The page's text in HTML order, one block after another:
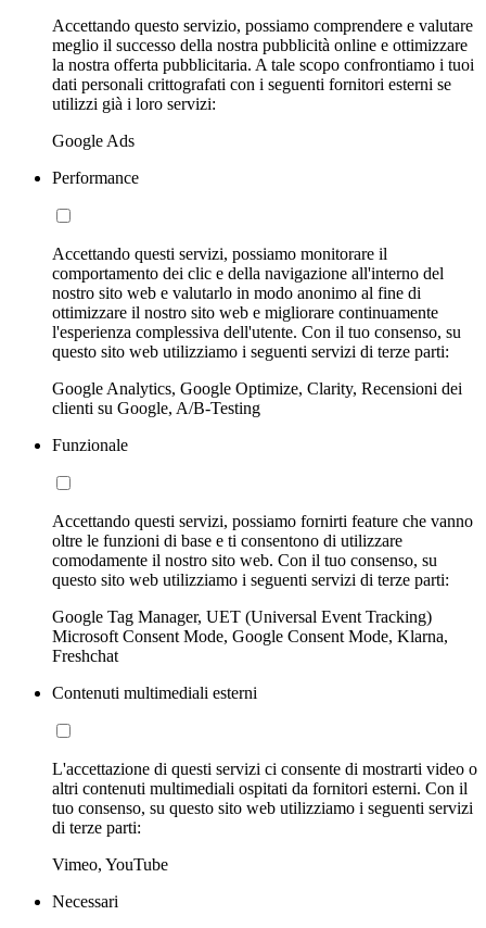
Accettando questo servizio, possiamo comprendere e valutare
meglio il successo della nostra pubblicità online e ottimizzare
la nostra offerta pubblicitaria. A tale scopo confrontiamo i tuoi
dati personali crittografati con i seguenti fornitori esterni se
utilizzi già i loro servizi:
Google Ads
Performance
Accettando questi servizi, possiamo monitorare il
comportamento dei clic e della navigazione all'interno del
nostro sito web e valutarlo in modo anonimo al fine di
ottimizzare il nostro sito web e migliorare continuamente
l'esperienza complessiva dell'utente. Con il tuo consenso, su
questo sito web utilizziamo i seguenti servizi di terze parti:
Google Analytics, Google Optimize, Clarity, Recensioni dei
clienti su Google, A/B-Testing
Funzionale
Accettando questi servizi, possiamo fornirti feature che vanno
oltre le funzioni di base e ti consentono di utilizzare
comodamente il nostro sito web. Con il tuo consenso, su
questo sito web utilizziamo i seguenti servizi di terze parti:
Google Tag Manager, UET (Universal Event Tracking)
Microsoft Consent Mode, Google Consent Mode, Klarna,
Freshchat
Contenuti multimediali esterni
L'accettazione di questi servizi ci consente di mostrarti video o
altri contenuti multimediali ospitati da fornitori esterni. Con il
tuo consenso, su questo sito web utilizziamo i seguenti servizi
di terze parti:
Vimeo, YouTube
Necessari